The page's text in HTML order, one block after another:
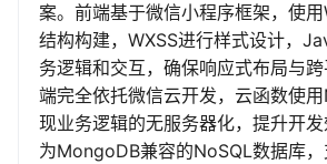
案。前端基于微信小程序框架，使
结构构建，WXSS进行样式设计，
务逻辑和交互，确保响应式布局与
端完全依托微信云开发，云函数使
现业务逻辑的无服务器化，提升开
为MongoDB兼容的NoSQL数据库